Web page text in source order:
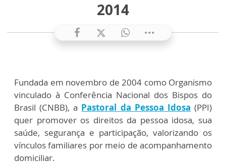
2014
Fundada em novembro de 2004 como Organismo
vinculado à Conferência Nacional dos Bispos do
Brasil (CNBB), a Pastoral da Pessoa Idosa (PPI)
quer promover os direitos da pessoa idosa, sua
saúde, segurança e participação, valorizando os
vínculos familiares por meio de acompanhamento
domiciliar.